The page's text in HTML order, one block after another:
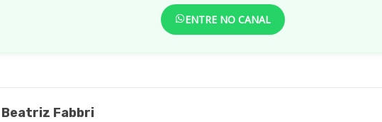
ENTRE NO CANAL
Beatriz Fabbri